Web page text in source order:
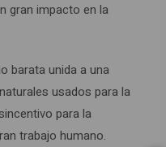
gran impacto en la
barata unida a una
usados para la
para la
trabajo humano.